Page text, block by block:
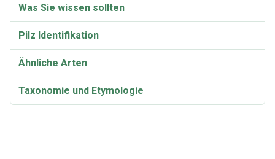
Was Sie wissen sollten
Pilz Identifikation
Ähnliche Arten
Taxonomie und Etymologie